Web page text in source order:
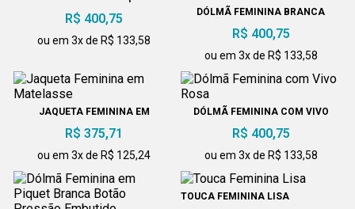
R$ 400,75
ou em 3x de R$ 133,58
DÓLMÃ FEMININA BRANCA
R$ 400,75
ou em 3x de R$ 133,58
JAQUETA FEMININA EM
R$ 375,71
ou em 3x de R$ 125,24
DÓLMÃ FEMININA COM VIVO
R$ 400,75
ou em 3x de R$ 133,58
TOUCA FEMININA LISA